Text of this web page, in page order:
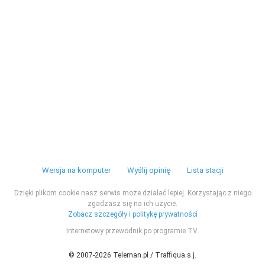
Wersja na komputer Wyślij opinię Lista stacji
Dzięki plikom cookie nasz serwis może działać lepiej. Korzystając z niego
zgadzasz się na ich użycie.
Zobacz szczegóły i politykę prywatności
Internetowy przewodnik po programie TV.
© 2007-2026 Teleman.pl / Traffiqua s.j.